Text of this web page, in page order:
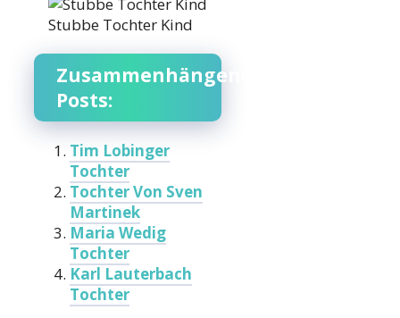
Stubbe Tochter Kind
Zusammenhängende
Posts:
Tim Lobinger
Tochter
Tochter Von Sven
Martinek
Maria Wedig
Tochter
Karl Lauterbach
Tochter